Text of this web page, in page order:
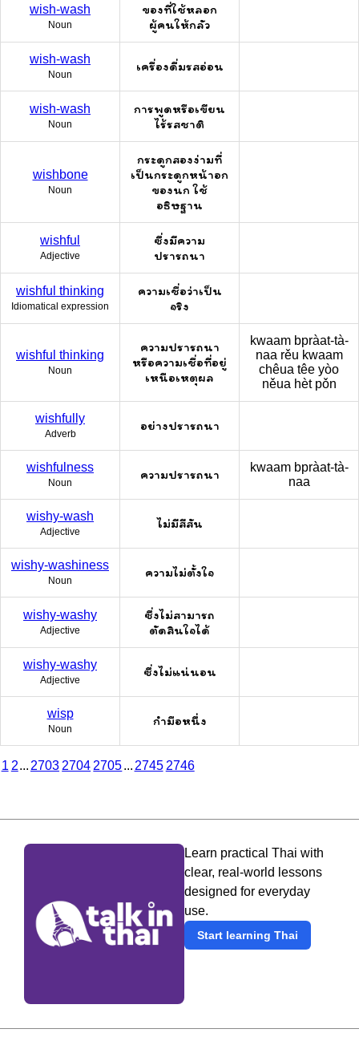
wish-wash
Noun
ของที่ใช้หลอก
ผู้คนให้กลัว
wish-wash
Noun
เครื่องดื่มรสอ่อน
wish-wash
Noun
การพูดหรือเขียน
ไร้รสชาติ
wishbone
Noun
กระดูกสองง่ามที่
เป็นกระดูกหน้าอก
ของนก ใช้
อธิษฐาน
wishful
Adjective
ซึ่งมีความ
ปรารถนา
wishful thinking
Idiomatical expression
ความเชื่อว่าเป็น
จริง
wishful thinking
Noun
ความปรารถนา
หรือความเชื่อที่อยู่
เหนือเหตุผล
kwaam bpràat-tà-
naa rěu kwaam
chêua têe yòo
něua hèt pǒn
wishfully
Adverb
อย่างปรารถนา
wishfulness
Noun
ความปรารถนา
kwaam bpràat-tà-
naa
wishy-wash
Adjective
ไม่มีสีสัน
wishy-washiness
Noun
ความไม่ตั้งใจ
wishy-washy
Adjective
ซึ่งไม่สามารถ
ตัดสินใจได้
wishy-washy
Adjective
ซึ่งไม่แน่นอน
wisp
Noun
กำมือหนึ่ง
1 2... 2703 2704 2705... 2745 2746
Learn practical Thai with
clear, real-world lessons
designed for everyday
use.
Start learning Thai